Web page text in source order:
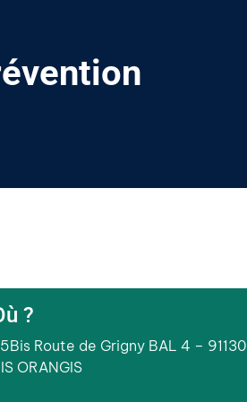
?
Route de Grigny BAL 4 – 91130
ORANGIS